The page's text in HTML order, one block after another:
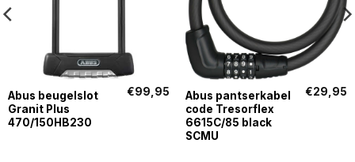
Abus beugelslot
Granit Plus
470/150HB230
€99,95
Abus pantserkabel
code Tresorflex
6615C/85 black
SCMU
€29,95